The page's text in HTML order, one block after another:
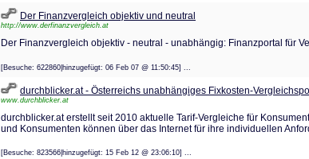
Der Finanzvergleich objektiv und neutral
http://www.derfinanzvergleich.at
Der Finanzvergleich objektiv - neutral - unabhängig: Finanzportal für
[Besuche: 622860|hinzugefügt: 06 Feb 07 @ 11:50:45] ...
durchblicker.at - Österreichs unabhängiges Fixkosten-
www.durchblicker.at
durchblicker.at erstellt seit 2010 aktuelle Tarif-Vergleiche für
und Konsumenten können über das Internet für ihre individuellen
[Besuche: 823566|hinzugefügt: 15 Feb 12 @ 23:06:10] ...